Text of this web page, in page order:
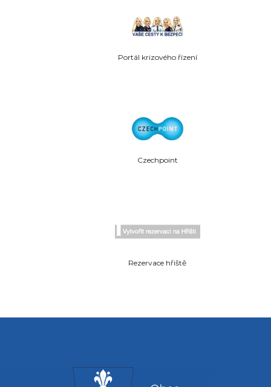
Portál krizového řízení
Czechpoint
Rezervace hřiště